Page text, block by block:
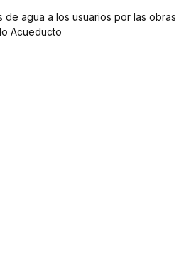
de agua a los usuarios por las obras
Acueducto